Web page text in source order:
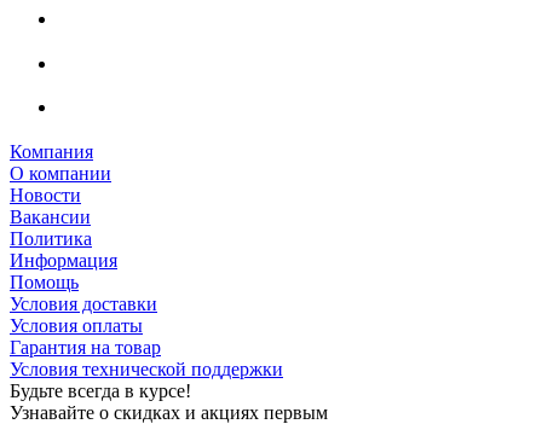
Компания
О компании
Новости
Вакансии
Политика
Информация
Помощь
Условия доставки
Условия оплаты
Гарантия на товар
Условия технической поддержки
Будьте всегда в курсе!
Узнавайте о скидках и акциях первым